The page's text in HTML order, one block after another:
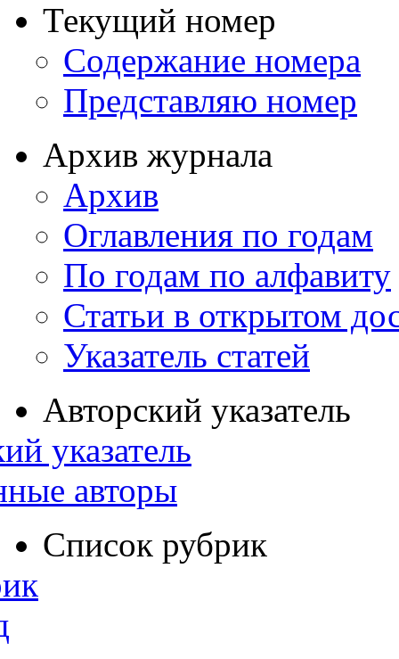
Текущий номер
Содержание номера
Представляю номер
Архив журнала
Архив
Оглавления по годам
По годам по алфавиту
Статьи в открытом
Указатель статей
Авторский указатель
указатель
авторы
Список рубрик